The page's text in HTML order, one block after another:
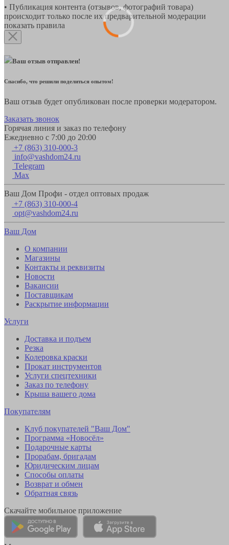
• Публикация контента (отзывов, фотографий товара)
происходит только после их предварительной модерации
показать правила
Ваш отзыв отправлен!
Спасибо, что решили поделиться опытом!
Ваш отзыв будет опубликован после проверки модератором.
Заказать звонок
Горячая линия и заказ по телефону
Ежедневно с 7:00 до 20:00
+7 (863) 310-000-3
info@vashdom24.ru
Telegram
Max
Ваш Дом Профи - отдел оптовых продаж
+7 (863) 310-000-4
opt@vashdom24.ru
Ваш Дом
О компании
Магазины
Контакты и реквизиты
Новости
Вакансии
Поставщикам
Раскрытие информации
Услуги
Доставка и подъем
Резка
Колеровка краски
Прокат инструментов
Услуги спецтехники
Заказ по телефону
Крыша вашего дома
Покупателям
Клуб покупателей "Ваш Дом"
Программа «Новосёл»
Подарочные карты
Прорабам, бригадам
Юридическим лицам
Способы оплаты
Возврат и обмен
Обратная связь
Скачайте мобильное приложение